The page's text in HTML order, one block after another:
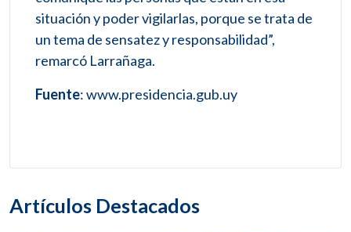
situación y poder vigilarlas, porque se trata de
un tema de sensatez y responsabilidad”,
remarcó Larrañaga.
Fuente: www.presidencia.gub.uy
Artículos Destacados